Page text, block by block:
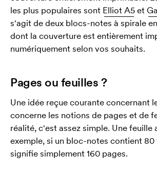
les plus populaires sont Elliot A5et
s'agit de deux blocs-notes à spirale
dont la couverture est entièrement
numériquement selon vos souhaits.
Pages ou feuilles ?
Une idée reçue courante concernant
concerne les notions de pages et de
réalité, c'est assez simple. Une feuille
exemple, si un bloc-notes contient 80
signifie simplement 160 pages.